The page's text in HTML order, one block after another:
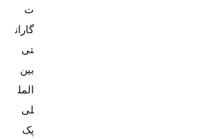
ت
گاران
تی
بین
المل
پک